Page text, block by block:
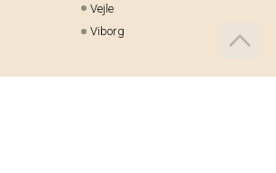
Vejle
Viborg